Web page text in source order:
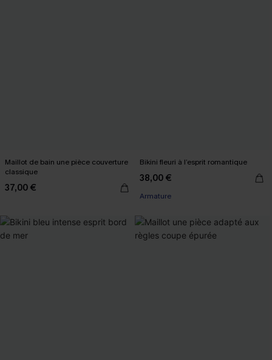
Maillot de bain une pièce couverture
classique
37,00 €
Bikini fleuri à l’esprit romantique
38,00 €
Armature